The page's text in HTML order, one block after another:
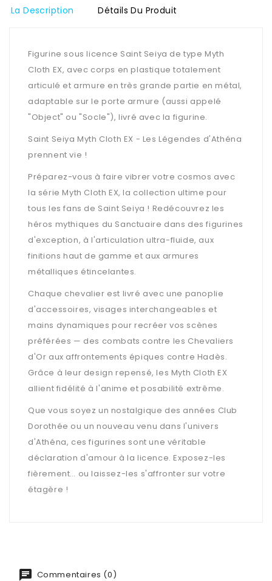
La Description Détails Du Produit
Figurine sous licence Saint Seiya de type Myth
Cloth EX, avec corps en plastique totalement
articulé et armure en très grande partie en métal,
adaptable sur le porte armure (aussi appelé
"Object" ou "Socle"), livré avec la figurine.
Saint Seiya Myth Cloth EX - Les Légendes d'Athéna
prennent vie !
Préparez-vous à faire vibrer votre cosmos avec
la série Myth Cloth EX, la collection ultime pour
tous les fans de Saint Seiya ! Redécouvrez les
héros mythiques du Sanctuaire dans des figurines
d'exception, à l'articulation ultra-fluide, aux
finitions haut de gamme et aux armures
métalliques étincelantes.
Chaque chevalier est livré avec une panoplie
d'accessoires, visages interchangeables et
mains dynamiques pour recréer vos scènes
préférées — des combats contre les Chevaliers
d'Or aux affrontements épiques contre Hadès.
Grâce à leur design repensé, les Myth Cloth EX
allient fidélité à l'anime et posabilité extrême.
Que vous soyez un nostalgique des années Club
Dorothée ou un nouveau venu dans l'univers
d'Athéna, ces figurines sont une véritable
déclaration d'amour à la licence. Exposez-les
fièrement… ou laissez-les s'affronter sur votre
étagère !
Commentaires (0)